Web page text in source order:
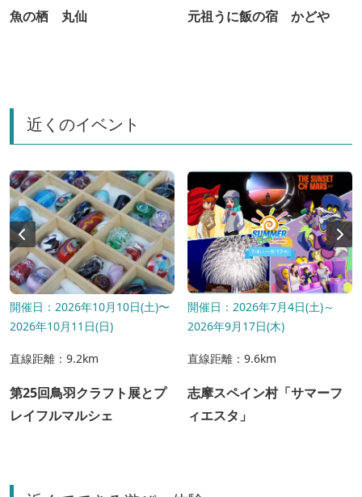
魚の栖 丸仙 元祖うに飯の宿 かどや
近くのイベント
開催日：2026年10月10日(土)〜
2026年10月11日(日)
直線距離：9.2km
第25回鳥羽クラフト展とプ
レイフルマルシェ
開催日：2026年7月4日(土)～
2026年9月17日(木)
直線距離：9.6km
志摩スペイン村「サマーフ
ィエスタ」